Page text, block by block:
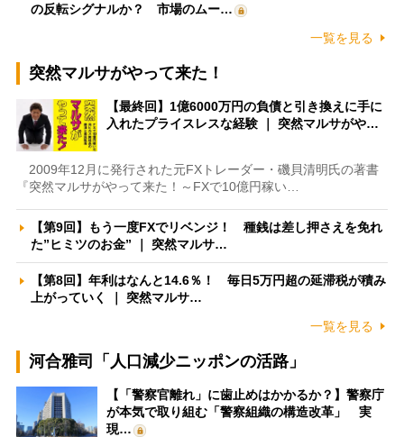
の反転シグナルか？ 市場のムー…
一覧を見る
突然マルサがやって来た！
【最終回】1億6000万円の負債と引き換えに手に
入れたプライスレスな経験 ｜ 突然マルサがや…
2009年12月に発行された元FXトレーダー・磯貝清明氏の著書
『突然マルサがやって来た！～FXで10億円稼い…
【第9回】もう一度FXでリベンジ！ 種銭は差し押さえを免れ
た”ヒミツのお金” ｜ 突然マルサ…
【第8回】年利はなんと14.6％！ 毎日5万円超の延滞税が積み
上がっていく ｜ 突然マルサ…
一覧を見る
河合雅司「人口減少ニッポンの活路」
【「警察官離れ」に歯止めはかかるか？】警察庁
が本気で取り組む「警察組織の構造改革」 実
現…